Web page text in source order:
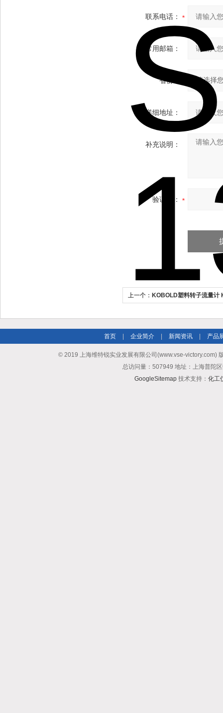
联系电话：
常用邮箱：
省份：
详细地址：
补充说明：
验证码：
上一个： KOBOLD塑料转子流量计
首页 企业简介 新闻资讯 产品
© 2019 上海维特锐实业发展有限公司(www.vse-victory.com)
总访问量：507949 地址：上海普陀
GoogleSitemap 技术支持： 化工